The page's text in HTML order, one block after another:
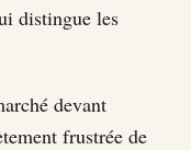
distingue les
devant
frustrée de